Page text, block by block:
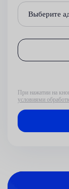
Выберите
При нажатии на
условиями